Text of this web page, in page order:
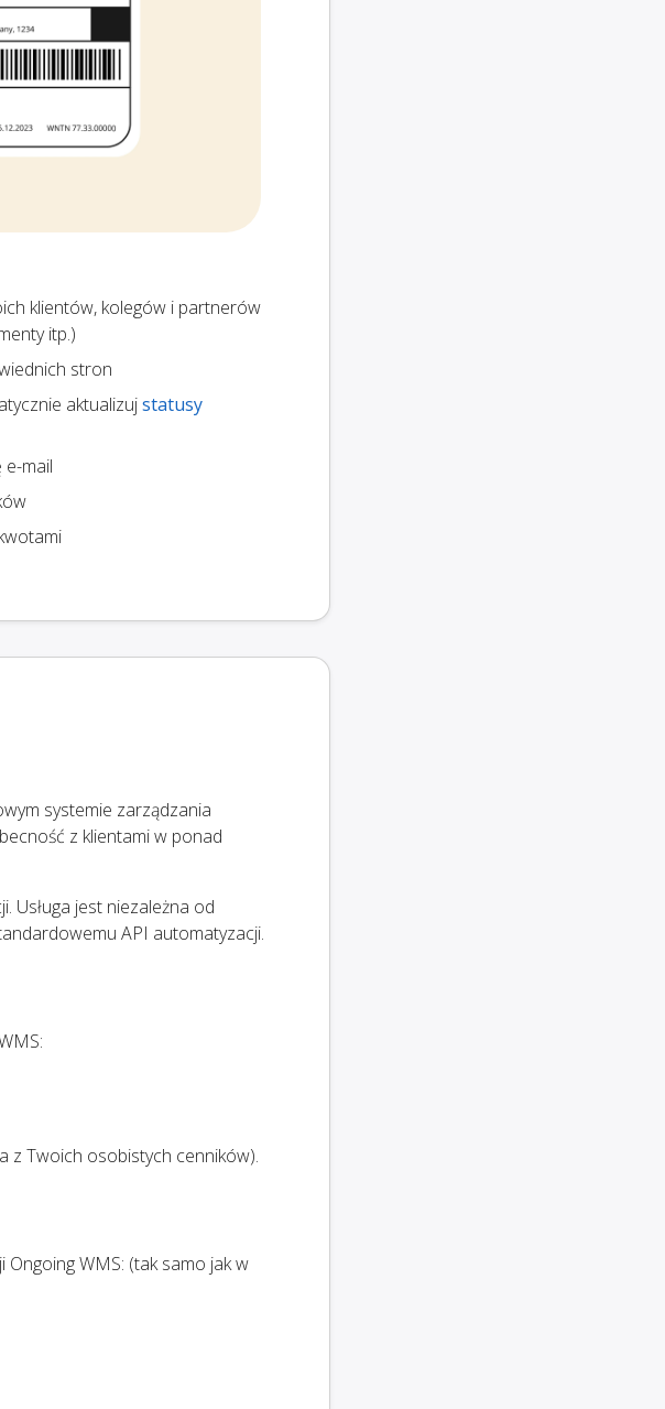
klientów, kolegów i partnerów
itp.)
stron
aktualizujstatusy
e-mail
systemie zarządzania
z klientami w ponad
Usługa jest niezależna od
API automatyzacji.
z Twoich osobistych cenników).
WMS: (tak samo jak w